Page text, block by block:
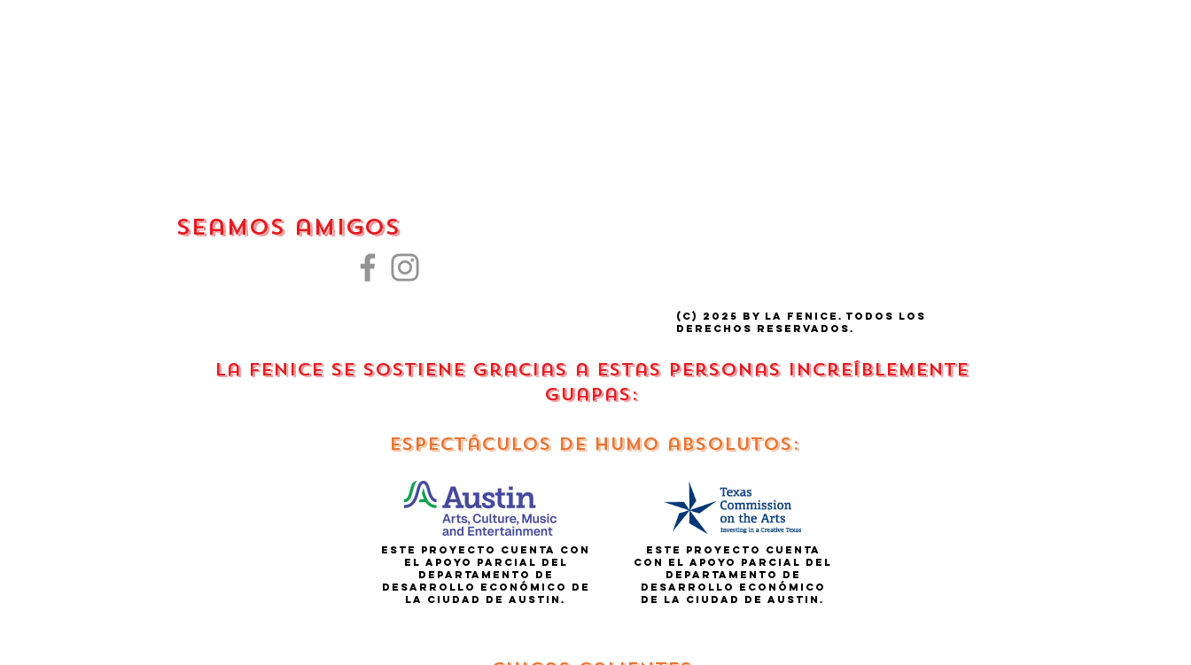
Seamos amigos
(C) 2025 by La fenice. todos los
derechos reservados.
La Fenice se sostiene gracias a estas personas increíblemente
guapas:
espectáculos de humo absolutos:
Este proyecto cuenta con
el apoyo parcial del
Departamento de
Desarrollo Económico de
la Ciudad de Austin.
Este proyecto cuenta
con el apoyo parcial del
Departamento de
Desarrollo Económico
de la Ciudad de Austin.